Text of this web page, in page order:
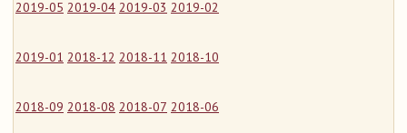
2019-05 2019-04 2019-03 2019-02
2019-01 2018-12 2018-11 2018-10
2018-09 2018-08 2018-07 2018-06